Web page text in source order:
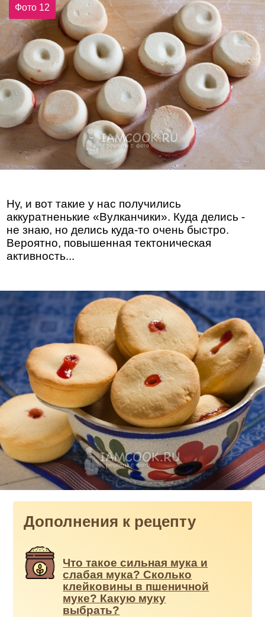
Фото 12
Ну, и вот такие у нас получились
аккуратненькие «Вулканчики». Куда делись -
не знаю, но делись куда-то очень быстро.
Вероятно, повышенная тектоническая
активность...
Дополнения к рецепту
Что такое сильная мука и
слабая мука? Сколько
клейковины в пшеничной
муке? Какую муку
выбрать?